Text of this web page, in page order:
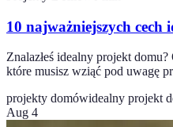
10 najważniejszych
Znalazłeś idealny projekt
które musisz wziąć pod uwagę
projekty domówidealny projekt
Aug 4